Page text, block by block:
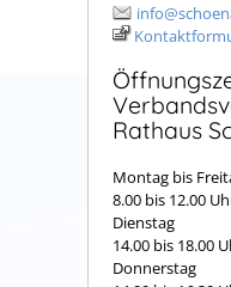
Rathaus
Montag bis
8.00 bis 12.00
14.00 bis 18.00
Donnerstag